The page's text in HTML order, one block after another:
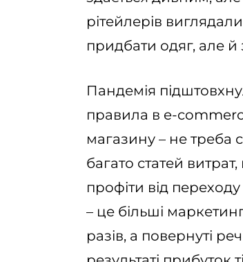
рітейлерів
придбати одяг, але й
Пандемія
правила в e-
магазину – не треба
багато статей
профіти від
– це більші
разів, а повернуті